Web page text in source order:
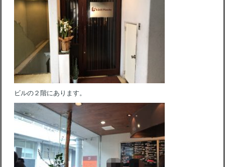
ビルの２階にあります。